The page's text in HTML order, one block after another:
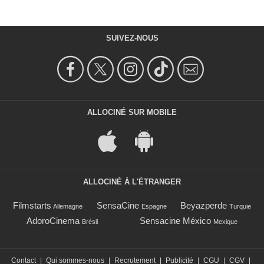
SUIVEZ-NOUS
ALLOCINÉ SUR MOBILE
ALLOCINÉ À L'ÉTRANGER
Filmstarts Allemagne SensaCine Espagne Beyazperde Turquie
AdoroCinema Brésil Sensacine México Mexique
Contact | Qui sommes-nous | Recrutement | Publicité | CGU | CGV |